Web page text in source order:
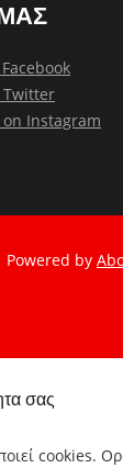
Twitter
on Instagram
by
σας
cookies.